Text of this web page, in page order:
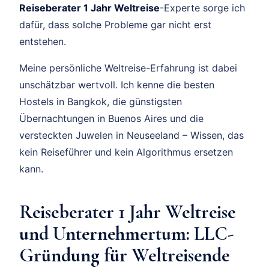
Reiseberater 1 Jahr Weltreise-Experte sorge ich
dafür, dass solche Probleme gar nicht erst
entstehen.
Meine persönliche Weltreise-Erfahrung ist dabei
unschätzbar wertvoll. Ich kenne die besten
Hostels in Bangkok, die günstigsten
Übernachtungen in Buenos Aires und die
versteckten Juwelen in Neuseeland – Wissen, das
kein Reiseführer und kein Algorithmus ersetzen
kann.
Reiseberater 1 Jahr Weltreise
und Unternehmertum: LLC-
Gründung für Weltreisende